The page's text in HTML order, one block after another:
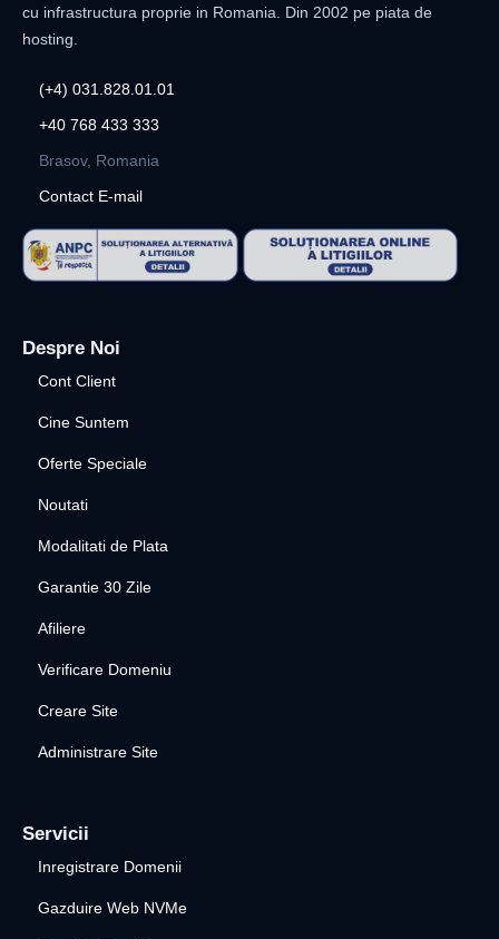
cu infrastructura proprie in Romania. Din 2002 pe piata de
hosting.
(+4) 031.828.01.01
+40 768 433 333
Brasov, Romania
Contact E-mail
Despre Noi
Cont Client
Cine Suntem
Oferte Speciale
Noutati
Modalitati de Plata
Garantie 30 Zile
Afiliere
Verificare Domeniu
Creare Site
Administrare Site
Servicii
Inregistrare Domenii
Gazduire Web NVMe